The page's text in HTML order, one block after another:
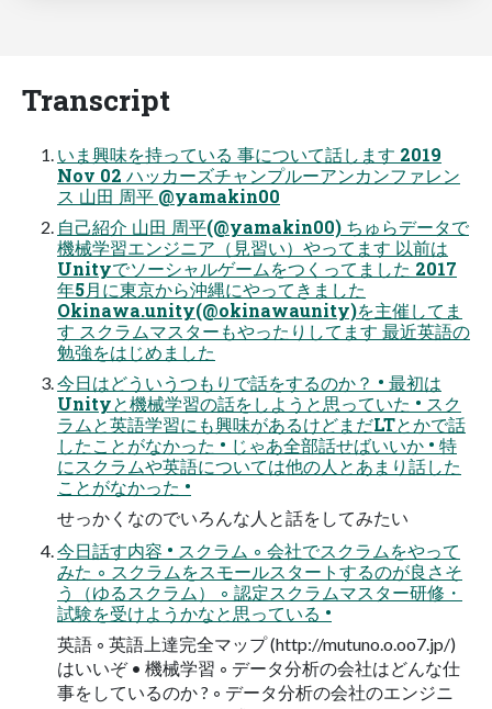
Transcript
いま興味を持っている 事について話します 2019
Nov 02 ハッカーズチャンプルーアンカンファレン
ス 山田 周平 @yamakin00
自己紹介 山田 周平(@yamakin00) ちゅらデータで
機械学習エンジニア（見習い）やってます 以前は
Unityでソーシャルゲームをつくってました 2017
年5月に東京から沖縄にやってきました
Okinawa.unity(@okinawaunity)を主催してま
す スクラムマスターもやったりしてます 最近英語の
勉強をはじめました
今日はどういうつもりで話をするのか？ • 最初は
Unityと機械学習の話をしようと思っていた • スク
ラムと英語学習にも興味があるけどまだLTとかで話
したことがなかった • じゃあ全部話せばいいか • 特
にスクラムや英語については他の人とあまり話した
ことがなかった •
せっかくなのでいろんな人と話をしてみたい
今日話す内容 • スクラム ◦ 会社でスクラムをやって
みた ◦ スクラムをスモールスタートするのが良さそ
う（ゆるスクラム） ◦ 認定スクラムマスター研修・
試験を受けようかなと思っている •
英語 ◦ 英語上達完全マップ (http://mutuno.o.oo7.jp/)
はいいぞ • 機械学習 ◦ データ分析の会社はどんな仕
事をしているのか ? ◦ データ分析の会社のエンジニ